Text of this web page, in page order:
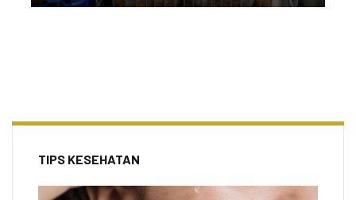
TIPS KESEHATAN